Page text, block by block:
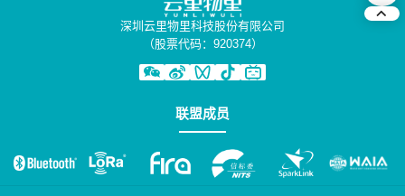
深圳云里物里科技股份有限公司
（股票代码：920374）
联盟成员